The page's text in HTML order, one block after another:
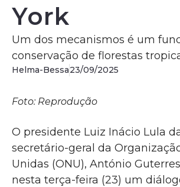
York
Um dos mecanismos é um
conservação de florestas
Helma-Bessa23/09/2025
Foto: Reprodução
O presidente Luiz Inácio Lula
secretário-geral da
Unidas (ONU), António
nesta terça-feira (23) um